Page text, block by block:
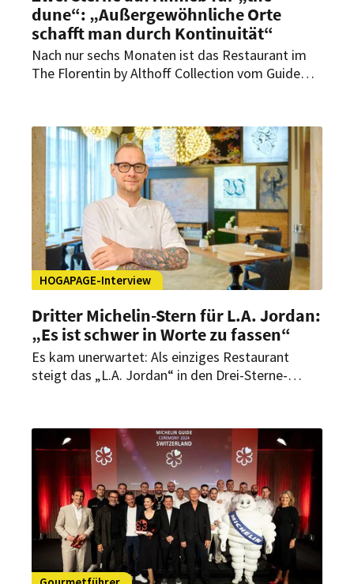
dune“: „Außergewöhnliche Orte
schafft man durch Kontinuität“
Nach nur sechs Monaten ist das Restaurant im
The Florentin by Althoff Collection vom Guide
spricht Küchenchef Niclas Nußbaumer über den
schnellen Erfolg, steigende Erwartungen und die
Bedeutung Frankfurts als Genussdestination.
HOGAPAGE-Interview
Dritter Michelin-Stern für L.A. Jordan:
„Es ist schwer in Worte zu fassen“
Es kam unerwartet: Als einziges Restaurant
steigt das „L.A. Jordan“ in den Drei-Sterne-
Schimkowitsch über den Moment danach, ein
Team, das zur Familie wurde, und die neue
internationale Strahlkraft für Deidesheim und die
Pfalz.